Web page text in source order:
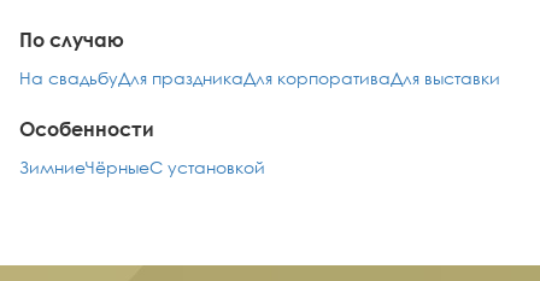
По случаю
На свадьбуДля праздникаДля корпоративаДля выставки
Особенности
ЗимниеЧёрныеС установкой